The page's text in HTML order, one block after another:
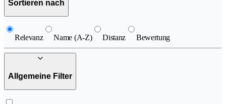
Sortieren nach
Relevanz Name (A-Z) Distanz Bewertung
Allgemeine Filter